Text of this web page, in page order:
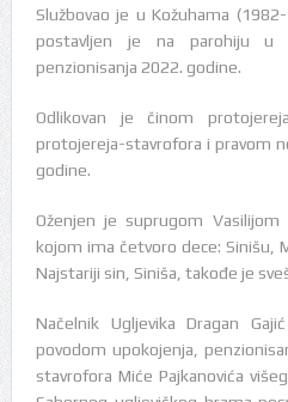
Službovao je u Kožuhama
postavljen je na parohiju u
penzionisanja 2022. godine.
Odlikovan je činom
protojereja-stavrofora i pravom
godine.
Oženjen je suprugom Vasilijom
kojom ima četvoro dece: Sinišu,
Najstariji sin, Siniša, takođe je
Načelnik Ugljevika Dragan
povodom upokojenja,
stavrofora Miće Pajkanovića